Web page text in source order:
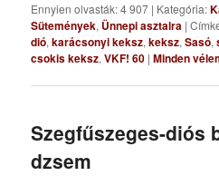
Ennyien olvasták: 4 907 | Kategória:
Sütemények, Ünnepi asztalra |
dió,karácsonyi keksz,keksz,Sasó,
csokis keksz,VKF! 60 |Minden
Szegfűszeges-diós
dzsem